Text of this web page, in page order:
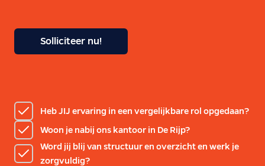
Solliciteer nu!
Heb JIJ ervaring in een vergelijkbare rol opgedaan?
Woon je nabij ons kantoor in De Rijp?
Word jij blij van structuur en overzicht en werk je
zorgvuldig?